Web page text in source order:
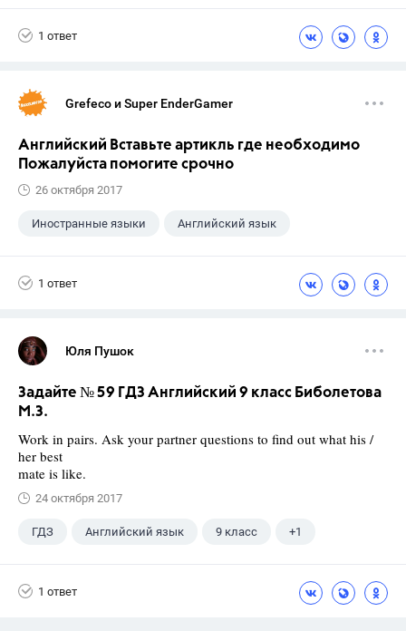
1 ответ
Grefeco и Super EnderGamer
Английский Вставьте артикль где необходимо
Пожалуйста помогите срочно
26 октября 2017
Иностранные языки Английский язык
1 ответ
Юля Пушок
Задайте № 59 ГДЗ Английский 9 класс Биболетова
М.З.
Work in pairs. Ask your partner questions to find out what his /
her best
mate is like.
24 октября 2017
ГДЗ Английский язык 9 класс +1
1 ответ